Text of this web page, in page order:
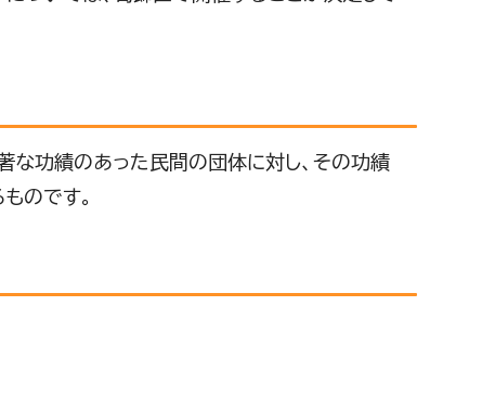
な功績のあった民間の団体に対し、その功績
のです。